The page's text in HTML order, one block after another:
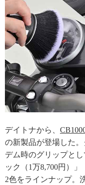
デイトナから、
の新製品が登場した
デム時のグリップと
ック（1万8,700円）
2色をラインナップ。